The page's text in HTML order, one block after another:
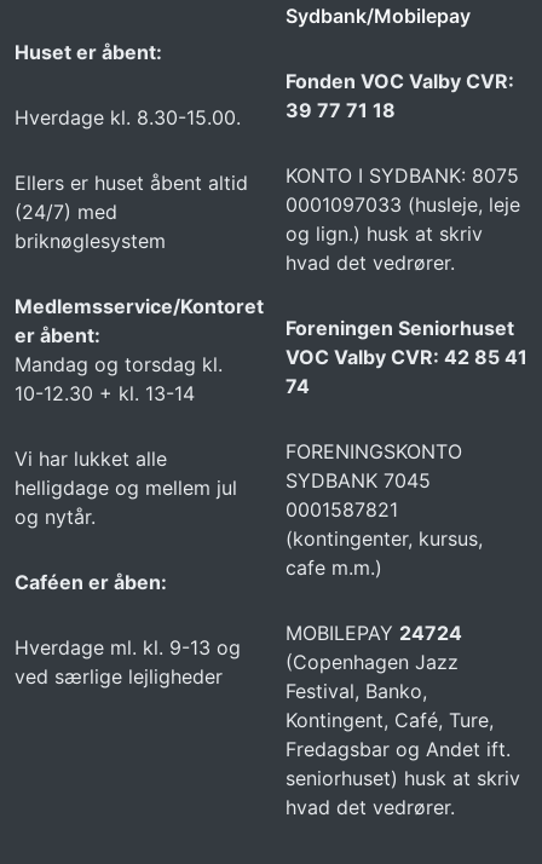
Huset er åbent:
Hverdage kl. 8.30-15.00.
Ellers er huset åbent altid
(24/7) med
briknøglesystem
Medlemsservice/Kontoret
er åbent:
Mandag og torsdag kl.
10-12.30 + kl. 13-14
Vi har lukket alle
helligdage og mellem jul
og nytår.
Caféen er åben:
Hverdage ml. kl. 9-13 og
ved særlige lejligheder
Sydbank/Mobilepay
Fonden VOC Valby CVR:
39 77 71 18
KONTO I SYDBANK: 8075
0001097033 (husleje, leje
og lign.) husk at skriv
hvad det vedrører.
Foreningen Seniorhuset
VOC Valby CVR: 42 85 41
74
FORENINGSKONTO
SYDBANK 7045
0001587821
(kontingenter, kursus,
cafe m.m.)
MOBILEPAY 24724
(Copenhagen Jazz
Festival, Banko,
Kontingent, Café, Ture,
Fredagsbar og Andet ift.
seniorhuset) husk at skriv
hvad det vedrører.